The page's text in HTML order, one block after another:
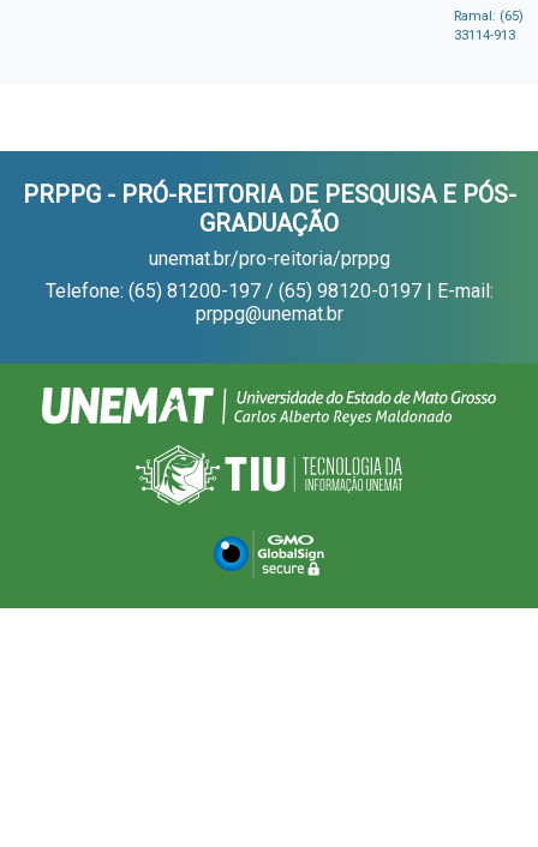
Ramal: (65)
33114-913
PRPPG - PRÓ-REITORIA DE PESQUISA E PÓS-
GRADUAÇÃO
unemat.br/pro-reitoria/prppg
Telefone: (65) 81200-197 / (65) 98120-0197 | E-mail:
prppg@unemat.br